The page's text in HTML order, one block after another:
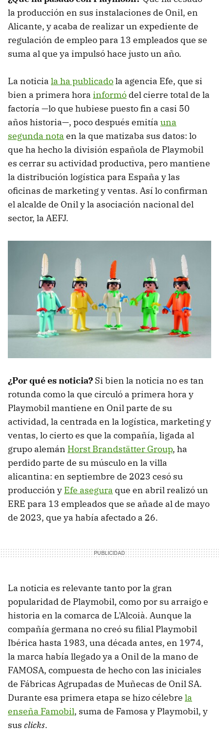
la producción en sus instalaciones de Onil, en
Alicante, y acaba de realizar un expediente de
regulación de empleo para 13 empleados que se
suma al que ya impulsó hace justo un año.
La noticia la ha publicadola agencia Efe, que si
bien a primera hora informó del cierre total de la
factoría —lo que hubiese puesto fin a casi 50
años historia—, poco después emitía una
segunda nota en la que matizaba sus datos: lo
que ha hecho la división española de Playmobil
es cerrar su actividad productiva, pero mantiene
la distribución logística para España y las
oficinas de marketing y ventas. Así lo confirman
el alcalde de Onil y la asociación nacional del
sector, la AEFJ.
¿Por qué es noticia? Si bien la noticia no es tan
rotunda como la que circuló a primera hora y
Playmobil mantiene en Onil parte de su
actividad, la centrada en la logística, marketing y
ventas, lo cierto es que la compañía, ligada al
grupo alemán Horst Brandstätter Group, ha
perdido parte de su músculo en la villa
alicantina: en septiembre de 2023 cesó su
producción y Efe asegura que en abril realizó un
ERE para 13 empleados que se añade al de mayo
de 2023, que ya había afectado a 26.
La noticia es relevante tanto por la gran
popularidad de Playmobil, como por su arraigo e
historia en la comarca de L'Alcoià. Aunque la
compañía germana no creó su filial Playmobil
Ibérica hasta 1983, una década antes, en 1974,
la marca había llegado ya a Onil de la mano de
FAMOSA, compuesta de hecho con las iniciales
de Fábricas Agrupadas de Muñecas de Onil SA.
Durante esa primera etapa se hizo célebre la
enseña Famobil, suma de Famosa y Playmobil, y
sus clicks.